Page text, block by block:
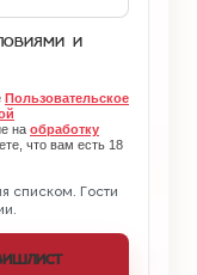
и
Пользовательское
на обработку
что вам есть 18
списком. Гости